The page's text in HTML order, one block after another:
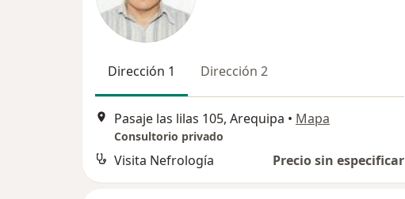
Dirección 1 Dirección 2
Pasaje las lilas 105, Arequipa • Mapa
Consultorio privado
Visita Nefrología Precio sin especificar